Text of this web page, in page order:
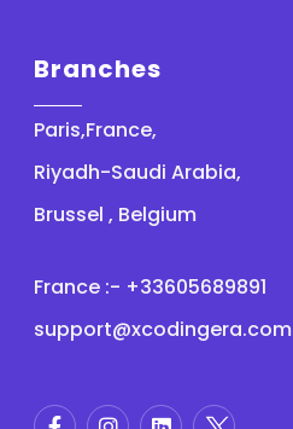
Branches
Paris,France,
Riyadh-Saudi Arabia,
Brussel , Belgium
France :- +33605689891
support@xcodingera.com